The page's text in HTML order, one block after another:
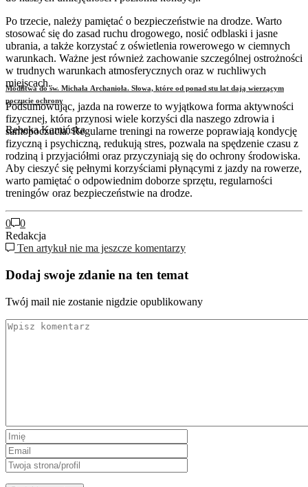
Modlitwa do św. Michała Archanioła. Słowa, które od ponad stu lat dają wierzącym
poczucie ochrony
Rebeka Kamińska
Po trzecie, należy pamiętać o bezpieczeństwie na drodze. Warto
stosować się do zasad ruchu drogowego, nosić odblaski i jasne
ubrania, a także korzystać z oświetlenia rowerowego w ciemnych
warunkach. Ważne jest również zachowanie szczególnej ostrożności
w trudnych warunkach atmosferycznych oraz w ruchliwych
miejscach.
Podsumowując, jazda na rowerze to wyjątkowa forma aktywności
fizycznej, która przynosi wiele korzyści dla naszego zdrowia i
samopoczucia. Regularne treningi na rowerze poprawiają kondycję
fizyczną i psychiczną, redukują stres, pozwala na spędzenie czasu z
rodziną i przyjaciółmi oraz przyczyniają się do ochrony środowiska.
Aby cieszyć się pełnymi korzyściami płynącymi z jazdy na rowerze,
warto pamiętać o odpowiednim doborze sprzętu, regularności
treningów oraz bezpieczeństwie na drodze.
0
0
Redakcja
Ten artykuł nie ma jeszcze komentarzy
Dodaj swoje zdanie na ten temat
Twój mail nie zostanie nigdzie opublikowany